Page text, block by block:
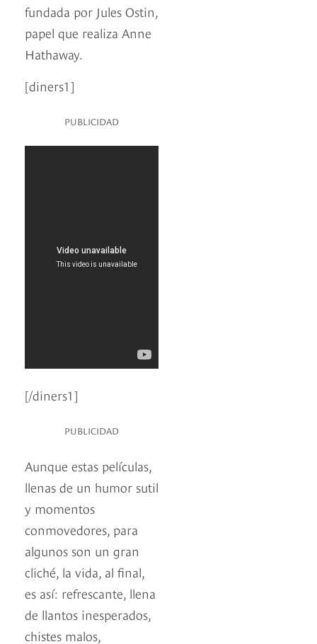
fundada por Jules Ostin,
papel que realiza Anne
Hathaway.
[diners1]
PUBLICIDAD
[/diners1]
PUBLICIDAD
Aunque estas películas,
llenas de un humor sutil
y momentos
conmovedores, para
algunos son un gran
cliché, la vida, al final,
es así: refrescante, llena
de llantos inesperados,
chistes malos,